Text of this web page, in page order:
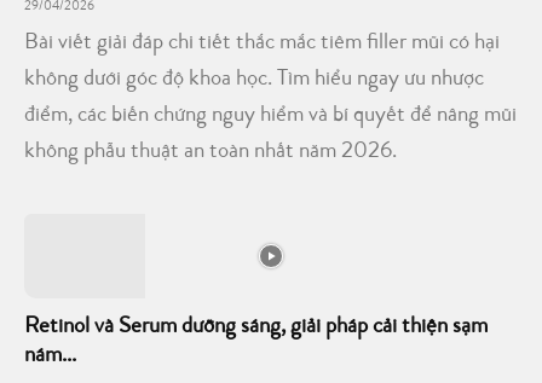
29/04/2026
Bài viết giải đáp chi tiết thắc mắc tiêm filler mũi có hại
không dưới góc độ khoa học. Tìm hiểu ngay ưu nhược
điểm, các biến chứng nguy hiểm và bí quyết để nâng mũi
không phẫu thuật an toàn nhất năm 2026.
Retinol và Serum dưỡng sáng, giải pháp cải thiện sạm
nám...